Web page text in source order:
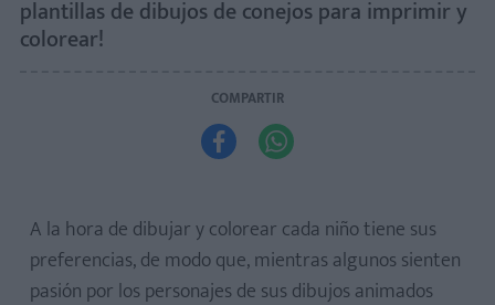
plantillas de dibujos de conejos para imprimir y
colorear!
COMPARTIR
 
A la hora de dibujar y colorear cada niño tiene sus
preferencias, de modo que, mientras algunos sienten
pasión por los personajes de sus dibujos animados